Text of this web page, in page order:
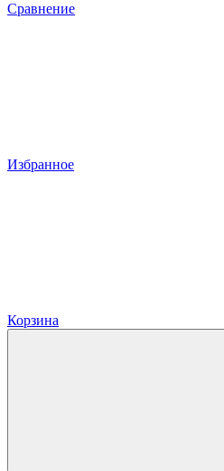
Сравнение
Избранное
Корзина